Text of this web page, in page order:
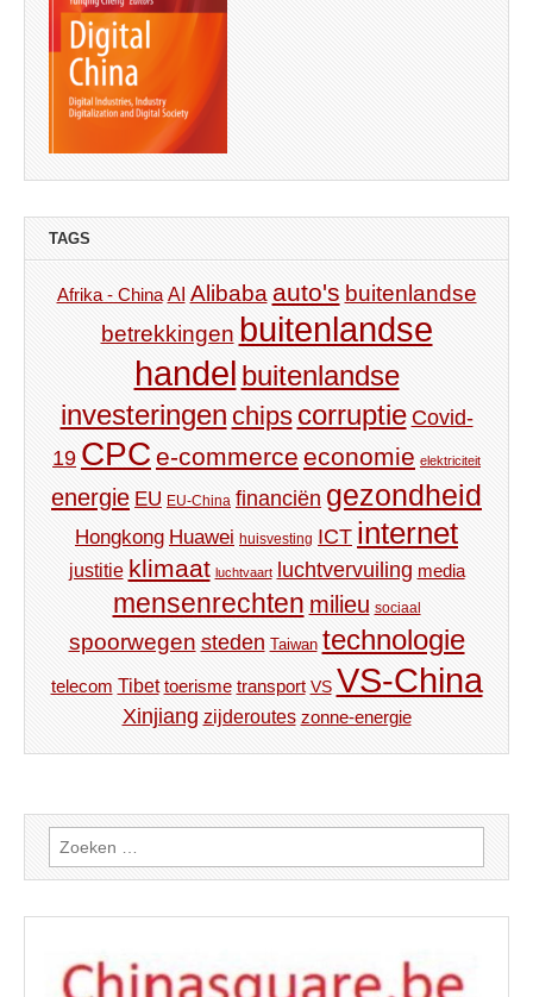
TAGS
Afrika - China AI Alibaba auto's buitenlandse
betrekkingen buitenlandse
handel buitenlandse
investeringen chips corruptie Covid-
19 CPC e-commerce economie elektriciteit
energie EU EU-China financiën gezondheid
Hongkong Huawei huisvesting ICT internet
justitie klimaat luchtvaart luchtvervuiling media
mensenrechten milieu sociaal
spoorwegen steden Taiwan technologie
telecom Tibet toerisme transport VS VS-China
Xinjiang zijderoutes zonne-energie
Zoeken
naar: